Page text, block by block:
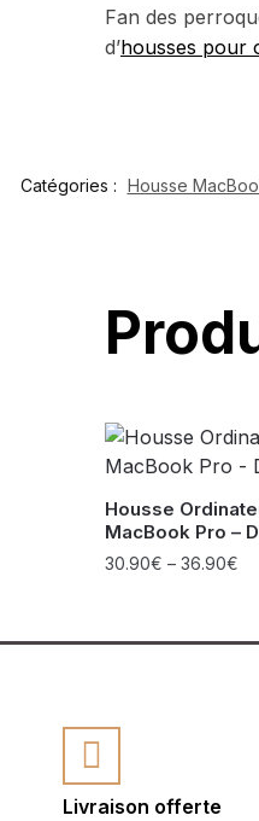
Fan des
d’housses pour
Catégories : Housse
Housse
MacBook Pro –
30.90€ –36.90€
Livraison offerte